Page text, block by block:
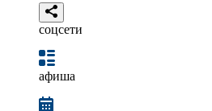
соцсети
афиша